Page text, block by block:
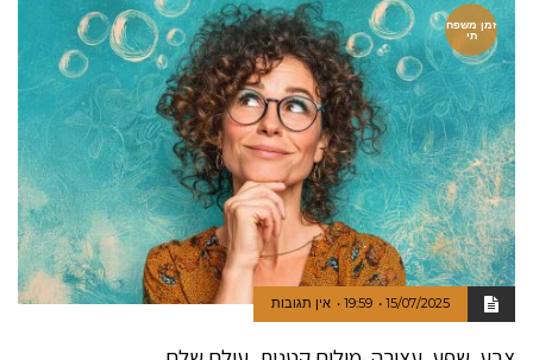
זמן משפח
תי
15/07/2025
19:59 אין תגובות